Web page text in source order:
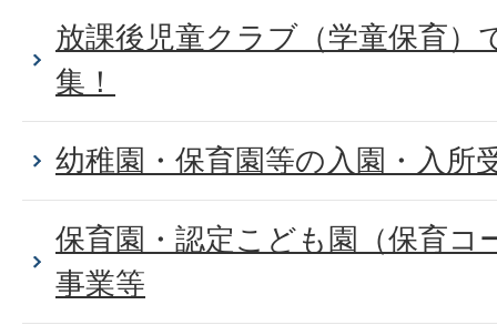
放課後児童クラブ（学童保育）
集！
幼稚園・保育園等の入園・入所
保育園・認定こども園（保育コ
事業等